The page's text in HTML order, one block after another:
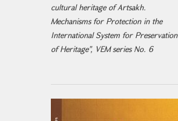
cultural heritage of Artsakh.
Mechanisms for Protection in the
International System for Preservation
of Heritage", VEM series No. 6